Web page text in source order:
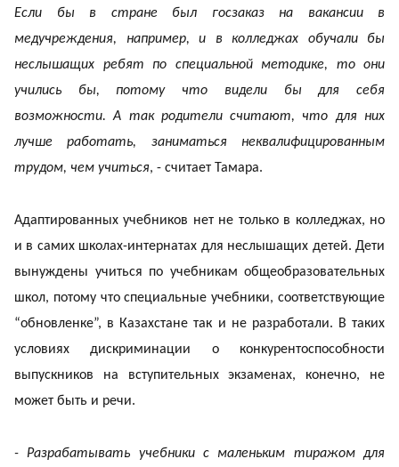
Если бы в стране был госзаказ на вакансии в
медучреждения, например, и в колледжах обучали бы
неслышащих ребят по специальной методике, то они
учились бы, потому что видели бы для себя
возможности. А так родители считают, что для них
лучше работать, заниматься неквалифицированным
трудом, чем учиться, - считает Тамара.
Адаптированных учебников нет не только в колледжах, но
и в самих школах-интернатах для неслышащих детей. Дети
вынуждены учиться по учебникам общеобразовательных
школ, потому что специальные учебники, соответствующие
“обновленке”, в Казахстане так и не разработали. В таких
условиях дискриминации о конкурентоспособности
выпускников на вступительных экзаменах, конечно, не
может быть и речи.
- Разрабатывать учебники с маленьким тиражом для